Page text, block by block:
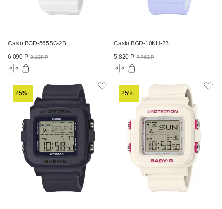
Casio BGD-565SC-2B
6 090 Р 8 125 Р
Casio BGD-10KH-2B
5 820 Р 7 763 Р
25% 25%